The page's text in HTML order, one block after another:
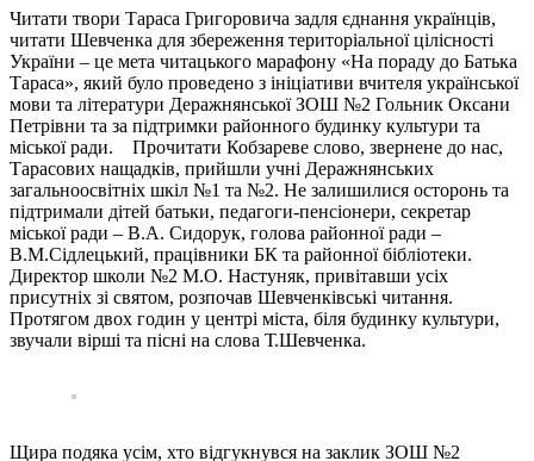
Читати твори Тараса Григоровича задля єднання українців,
читати Шевченка для збереження територіальної цілісності
України – це мета читацького марафону «На пораду до Батька
Тараса», який було проведено з ініціативи вчителя української
мови та літератури Деражнянської ЗОШ №2 Гольник Оксани
Петрівни та за підтримки районного будинку культури та
міської ради. Прочитати Кобзареве слово, звернене до нас,
Тарасових нащадків, прийшли учні Деражнянських
загальноосвітніх шкіл №1 та №2. Не залишилися осторонь та
підтримали дітей батьки, педагоги-пенсіонери, секретар
міської ради – В.А. Сидорук, голова районної ради –
В.М.Сідлецький, працівники БК та районної бібліотеки.
Директор школи №2 М.О. Настуняк, привітавши усіх
присутніх зі святом, розпочав Шевченківські читання.
Протягом двох годин у центрі міста, біля будинку культури,
звучали вірші та пісні на слова Т.Шевченка.
Щира подяка усім, хто відгукнувся на заклик ЗОШ №2